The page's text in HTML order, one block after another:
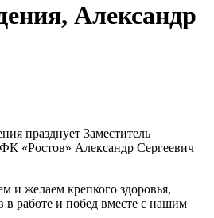
Александр
празднует Заместитель
«Ростов» Александр Сергеевич
и желаем крепкого здоровья,
в работе и побед вместе с нашим